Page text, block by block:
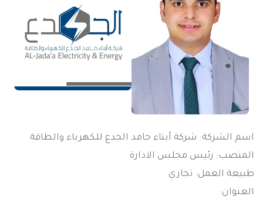
اسم الشركة: شركة أبناء حامد الجدع للكهرباء والطاقة
المنصب: رئيس مجلس الادارة
طبيعة العمل: تجاري
العنوان: